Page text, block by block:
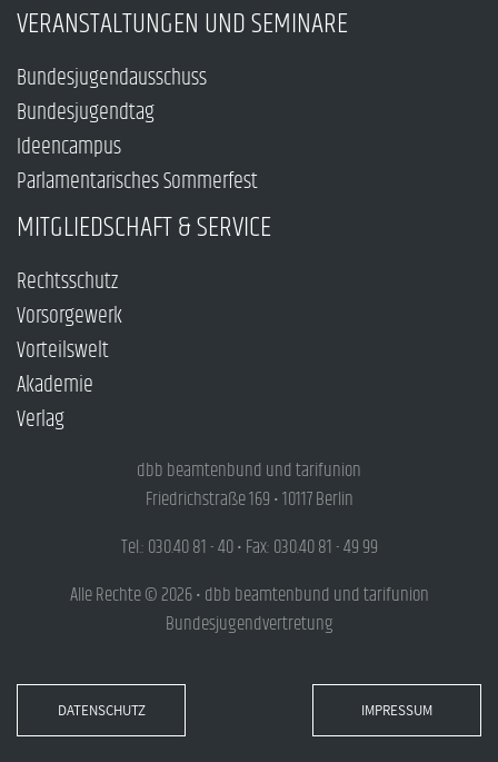
VERANSTALTUNGEN UND SEMINARE
Bundesjugendausschuss
Bundesjugendtag
Ideencampus
Parlamentarisches Sommerfest
MITGLIEDSCHAFT & SERVICE
Rechtsschutz
Vorsorgewerk
Vorteilswelt
Akademie
Verlag
dbb beamtenbund und tarifunion
Friedrichstraße 169 • 10117 Berlin
Tel.: 030.40 81 - 40 • Fax: 030.40 81 - 49 99
Alle Rechte © 2026 • dbb beamtenbund und tarifunion
Bundesjugendvertretung
DATENSCHUTZ IMPRESSUM